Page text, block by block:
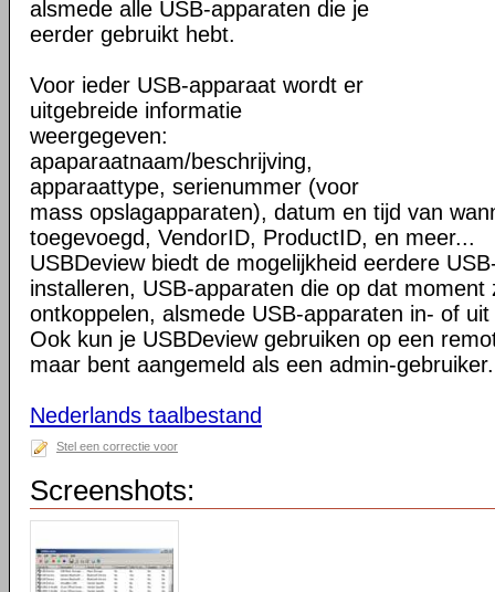
alsmede alle USB-apparaten die je
eerder gebruikt hebt.
Voor ieder USB-apparaat wordt er
uitgebreide informatie
weergegeven:
apaparaatnaam/beschrijving,
apparaattype, serienummer (voor
mass opslagapparaten), datum en tijd van
toegevoegd, VendorID, ProductID, en meer...
USBDeview biedt de mogelijkheid eerdere
installeren, USB-apparaten die op dat moment
ontkoppelen, alsmede USB-apparaten in- of
Ook kun je USBDeview gebruiken op een
maar bent aangemeld als een admin-gebruiker.
Nederlands taalbestand
Stel een correctie voor
Screenshots: